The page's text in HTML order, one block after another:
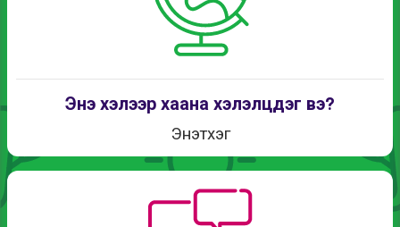
Энэ хэлээр хаана хэлэлцдэг вэ?
Энэтхэг